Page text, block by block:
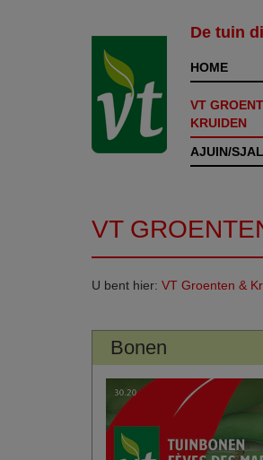
De tuin
HOME
VT
KRUIDEN
AJUIN/
VT
U bent hier: VT Groenten &
Bonen